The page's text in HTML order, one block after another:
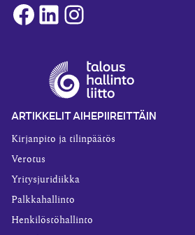
Facebook
LinkedInInstagram
ARTIKKELIT AIHEPIIREITTÄIN
Kirjanpito ja tilinpäätös
Verotus
Yritysjuridiikka
Palkkahallinto
Henkilöstöhallinto